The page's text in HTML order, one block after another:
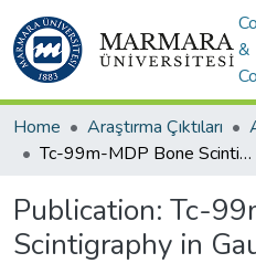
&
Home Araştırma Çıktıları
Tc-99m-MDP Bone Scintigraphy in Gaucher Disease
Publication: Tc-
Scintigraphy in